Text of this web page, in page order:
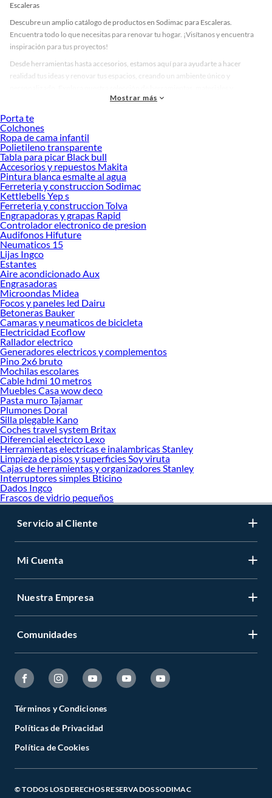
Escaleras
Descubre un amplio catálogo de productos en Sodimac para Escaleras.
Encuentra todo lo que necesitas para renovar tu hogar. ¡Visítanos y encuentra
inspiración para tus proyectos!
Desde herramientas hasta accesorios, estamos aquí para ayudarte a hacer
realidad tus ideas y renovar tus espacios, creando un ambiente único y
accesorios de calidad que te ayudarán a crear un espacio más tú.
Desde remodelaciones hasta proyectos de decoración, estamos aquí para hacer
tus ideas realidad. ¡Visítanos y encuentra todo lo que tenemos para ofrecerte en
Escaleras!
Explora la variedad de productos de Escaleras en Sodimac
Herramientas, materiales y accesorios de calidad para tus proyectos y
renovación de espacios. ¡Visítanos y descubre todo lo que tenemos para
ofrecerte!
Encuentra una amplia variedad de productos de Escaleras en Sodimac.
Encuentra todo lo necesario para tus proyectos de renovación y decoración.
¡Visítanos y haz tus ideas realidad!
Mostrar más
Porta te
Colchones
Ropa de cama infantil
Polietileno transparente
Tabla para picar Black bull
Accesorios y repuestos Makita
Pintura blanca esmalte al agua
Ferreteria y construccion Sodimac
Kettlebells Yep s
Ferreteria y construccion Tolva
Engrapadoras y grapas Rapid
Controlador electronico de presion
Audifonos Hifuture
Neumaticos 15
Lijas Ingco
Estantes
Aire acondicionado Aux
Engrasadoras
Microondas Midea
Focos y paneles led Dairu
Betoneras Bauker
Camaras y neumaticos de bicicleta
Electricidad Ecoflow
Rallador electrico
Generadores electricos y complementos
Pino 2x6 bruto
Mochilas escolares
Cable hdmi 10 metros
Muebles Casa wow deco
Pasta muro Tajamar
Plumones Doral
Silla plegable Kano
Coches travel system Britax
Diferencial electrico Lexo
Herramientas electricas e inalambricas Stanley
Limpieza de pisos y superficies Soy viruta
Cajas de herramientas y organizadores Stanley
Interruptores simples Bticino
Dados Ingco
Frascos de vidrio pequeños
Servicio al Cliente
Mi Cuenta
Nuestra Empresa
Comunidades
Términos y Condiciones
Políticas de Privacidad
Política de Cookies
© TODOS LOS DERECHOS RESERVADOS SODIMAC